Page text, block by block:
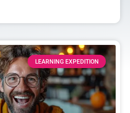
LEARNING EXPEDITION